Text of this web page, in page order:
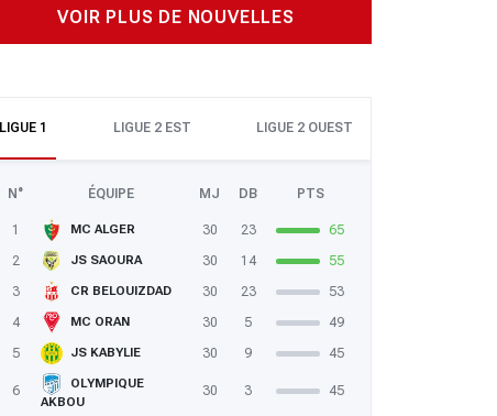
VOIR PLUS DE NOUVELLES
LIGUE 1 LIGUE 2 EST LIGUE 2 OUEST
N° ÉQUIPE MJ DB PTS
1 MC ALGER 30 23
65
2
JS SAOURA 30 14
55
3
CR BELOUIZDAD 30 23
53
4
MC ORAN 30 5
49
5
JS KABYLIE 30 9 45
6
OLYMPIQUE
AKBOU
30 3 45